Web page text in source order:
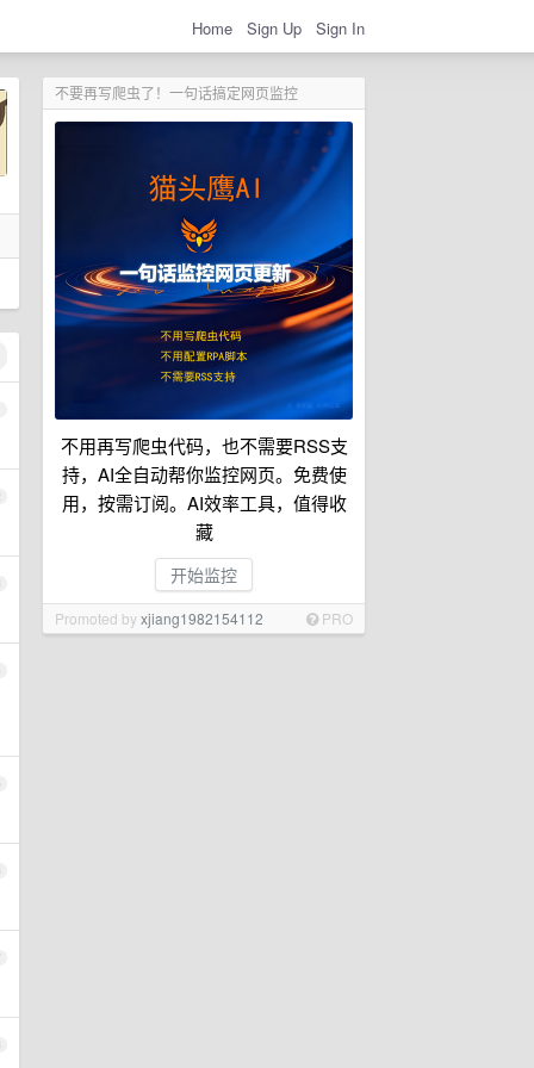
Home Sign Up Sign In
不要再写爬虫了！一句话搞定网页监控
不用再写爬虫代码，也不需要RSS支
持，AI全自动帮你监控网页。免费使
用，按需订阅。AI效率工具，值得收
藏
开始监控
Promoted byxjiang1982154112 PRO